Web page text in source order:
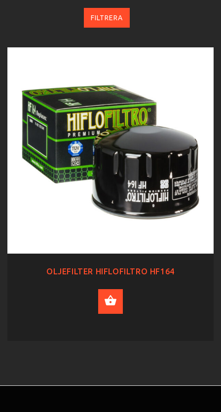
FILTRERA
OLJEFILTER HIFLOFILTRO HF164